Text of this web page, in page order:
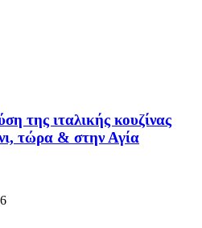
της ιταλικής κουζίνας
τώρα & στην Αγία